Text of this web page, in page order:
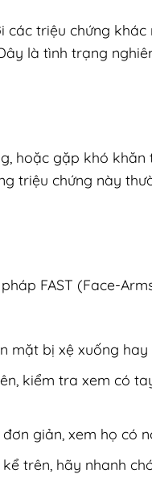
triệu chứng khác
là tình trạng
hoặc gặp khó khăn
triệu chứng này
FAST (Face-
mặt bị xệ xuống hay
kiểm tra xem có
giản, xem họ có
trên, hãy nhanh